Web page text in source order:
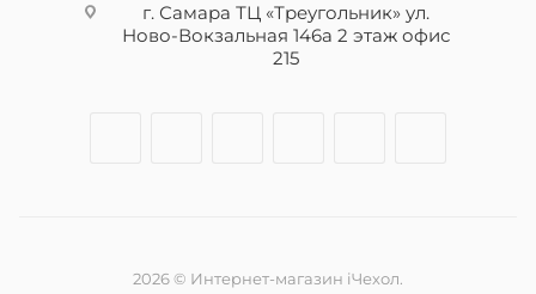
г. Самара ТЦ «Треугольник» ул.
Ново-Вокзальная 146а 2 этаж офис
215
2026 © Интернет-магазин iЧехол.